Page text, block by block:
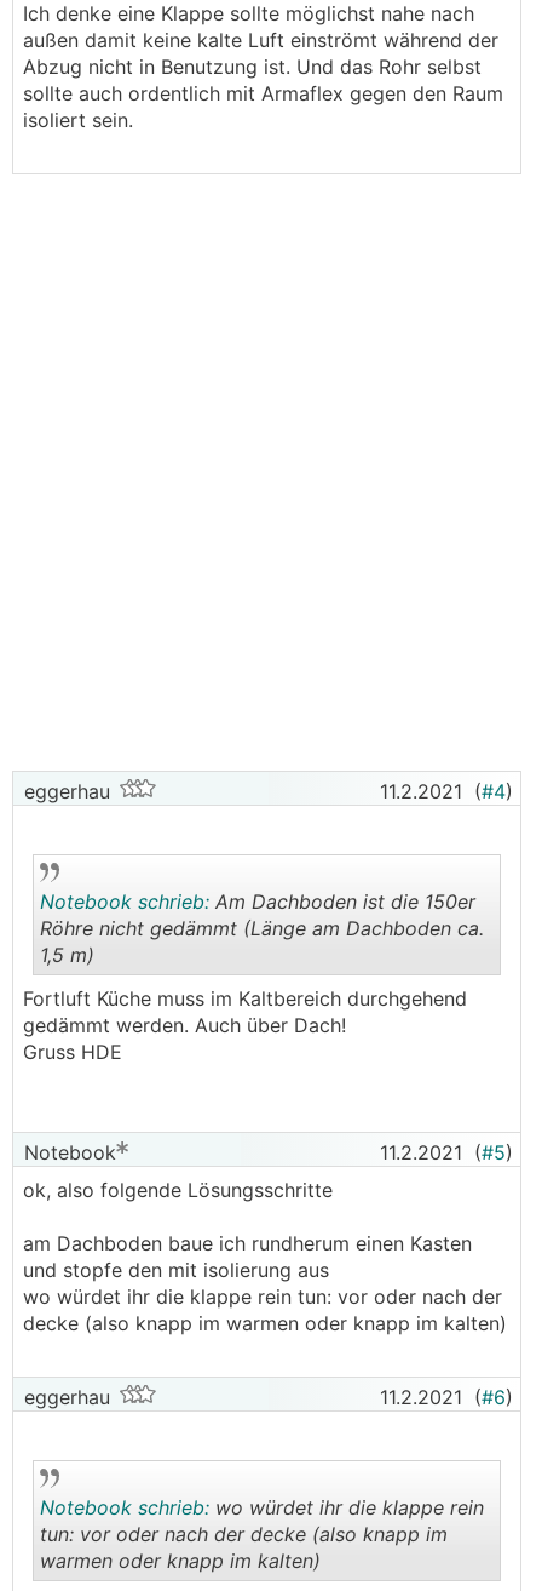
Ich denke eine Klappe sollte möglichst nahe nach
außen damit keine kalte Luft einströmt während der
Abzug nicht in Benutzung ist. Und das Rohr selbst
sollte auch ordentlich mit Armaflex gegen den Raum
isoliert sein.
eggerhau 11.2.2021 (#4)
..
Notebook schrieb: Am Dachboden ist die 150er
Röhre nicht gedämmt (Länge am Dachboden ca.
1,5 m)
Fortluft Küche muss im Kaltbereich durchgehend
gedämmt werden. Auch über Dach!
Gruss HDE
Notebook 11.2.2021 (#5)
ok, also folgende Lösungsschritte
am Dachboden baue ich rundherum einen Kasten
und stopfe den mit isolierung aus
wo würdet ihr die klappe rein tun: vor oder nach der
decke (also knapp im warmen oder knapp im kalten)
eggerhau 11.2.2021 (#6)
Notebook schrieb: wo würdet ihr die klappe rein
tun: vor oder nach der decke (also knapp im
warmen oder knapp im kalten)